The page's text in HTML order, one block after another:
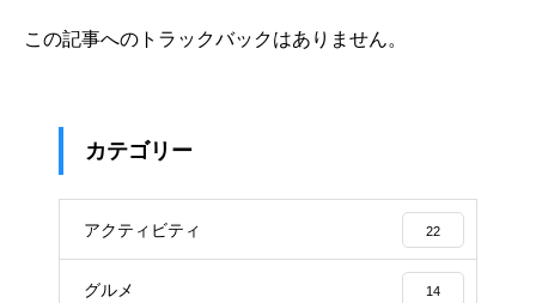
この記事へのトラックバックはありません。
カテゴリー
アクティビティ 22
グルメ 14